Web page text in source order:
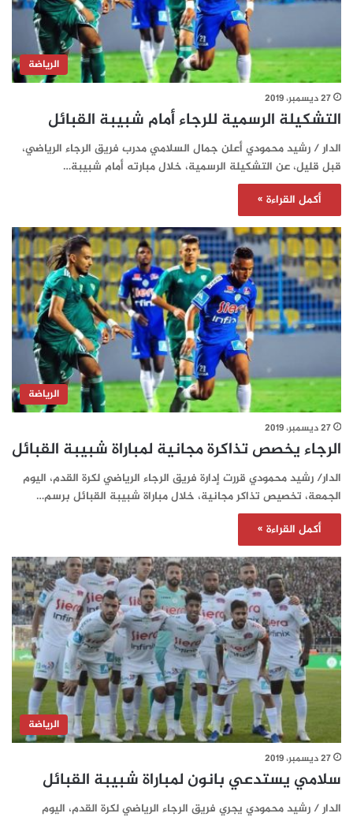
الرياضة
27 ديسمبر، 2019
التشكيلة الرسمية للرجاء أمام شبيبة القبائل
الدار / رشيد محمودي أعلن جمال السلامي مدرب فريق الرجاء الرياضي،
قبل قليل، عن التشكيلة الرسمية، خلال مبارته أمام شبيبة…
أكمل القراءة »
الرياضة
27 ديسمبر، 2019
الرجاء يخصص تذاكرة مجانية لمباراة شبيبة القبائل
الدار/ رشيد محمودي قررت إدارة فريق الرجاء الرياضي لكرة القدم، اليوم
الجمعة، تخصيص تذاكر مجانية، خلال مباراة شبيبة القبائل برسم…
أكمل القراءة »
الرياضة
27 ديسمبر، 2019
سلامي يستدعي بانون لمباراة شبيبة القبائل
الدار / رشيد محمودي يجري فريق الرجاء الرياضي لكرة القدم، اليوم